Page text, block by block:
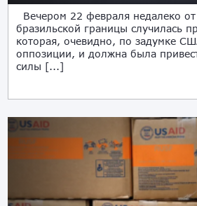
Вечером 22 февраля недалеко от
бразильской границы случилась
которая, очевидно, по задумке
оппозиции, и должна была
силы [...]